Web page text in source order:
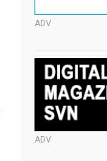
ADV
ADV